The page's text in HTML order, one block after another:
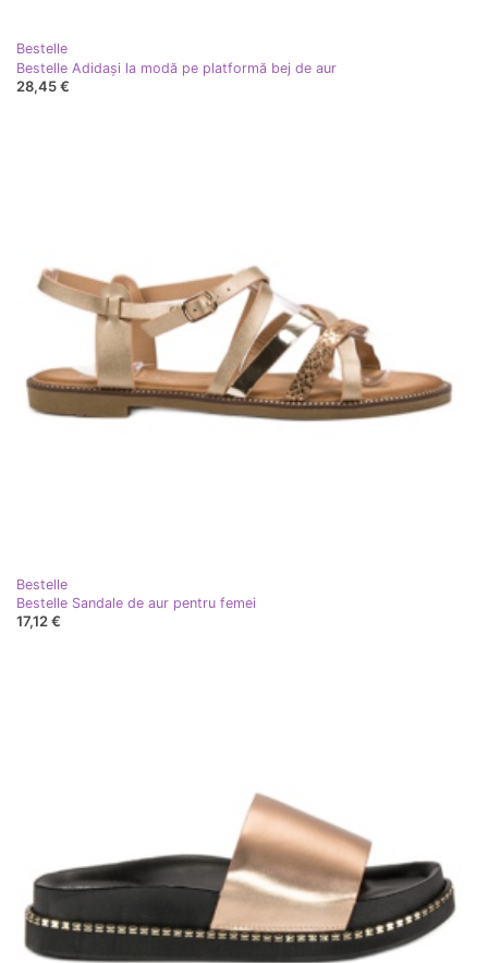
Bestelle
Bestelle Adidași la modă pe platformă bej de aur
28,45 €
Bestelle
Bestelle Sandale de aur pentru femei
17,12 €